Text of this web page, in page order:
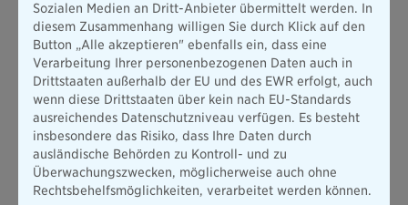
Tipp
Um eine schneller Leistungsbearbeitung zu garantieren,
achten Sie bitte darauf, dass die Lebensnummer Ihres
Pferdes oder die Chip-/Tättowierungsnummer Ihres
Hundes oder Ihrer Katze auf der Rechnung enthalten ist.
Sozialen Medien an Dritt-Anbieter übermittelt werden. In
diesem Zusammenhang willigen Sie durch Klick auf den
Button „Alle akzeptieren" ebenfalls ein, dass eine
Verarbeitung Ihrer personenbezogenen Daten auch in
Drittstaaten außerhalb der EU und des EWR erfolgt, auch
wenn diese Drittstaaten über kein nach EU-Standards
ausreichendes Datenschutzniveau verfügen. Es besteht
insbesondere das Risiko, dass Ihre Daten durch
ausländische Behörden zu Kontroll- und zu
Überwachungszwecken, möglicherweise auch ohne
Rechtsbehelfsmöglichkeiten, verarbeitet werden können.